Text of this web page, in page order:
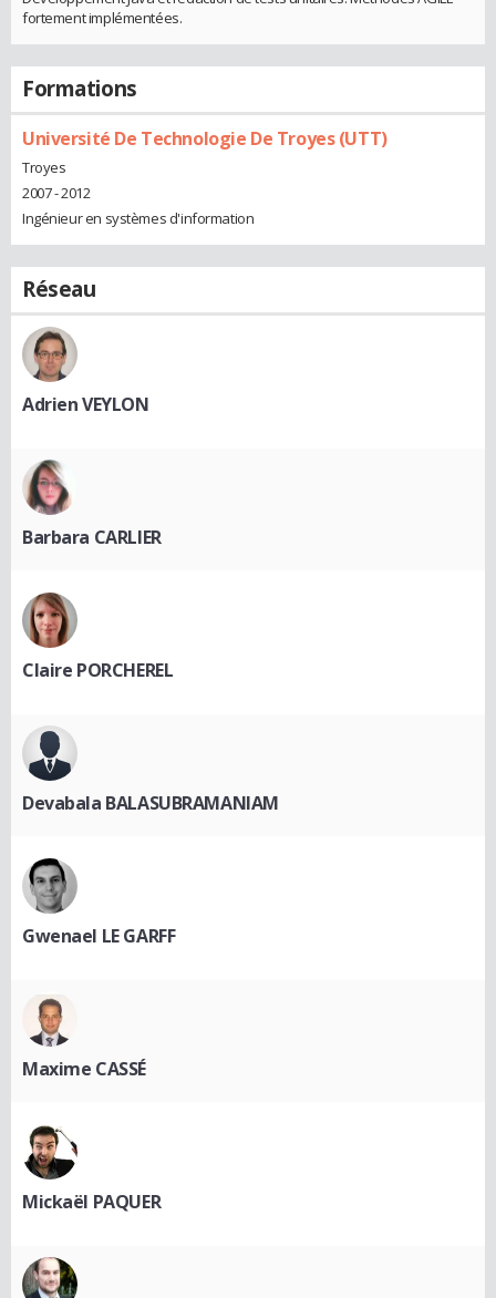
fortement implémentées.
Formations
Université De Technologie De Troyes (UTT)
Troyes
2007 - 2012
Ingénieur en systèmes d'information
Réseau
Adrien VEYLON
Barbara CARLIER
Claire PORCHEREL
Devabala BALASUBRAMANIAM
Gwenael LE GARFF
Maxime CASSÉ
Mickaël PAQUER